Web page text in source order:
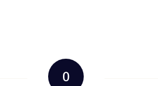
0